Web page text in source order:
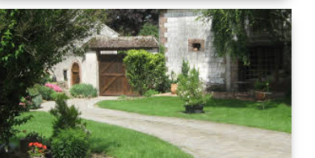
variantes : - Circuit de la Pierre Aigüe (13km) -
Circuit du Resson (18km) Le topoguide de
randonnée est en vente à l'office de tourisme ou
bien téléchargeable gratuitement. BON A
SAVOIR : Chaque année, au mois de mai, l'Office
de Tourisme du Nogentais et de la Vallée de la
Seine organise ses flâneries : une journée
conviviale de randonnée dans une ou plusieurs